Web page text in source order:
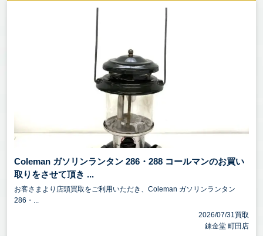
Coleman ガソリンランタン 286・288 コールマンのお買い
取りをさせて頂き ...
お客さまより店頭買取をご利用いただき、Coleman ガソリンランタン
286・...
2026/07/31買取
錬金堂 町田店